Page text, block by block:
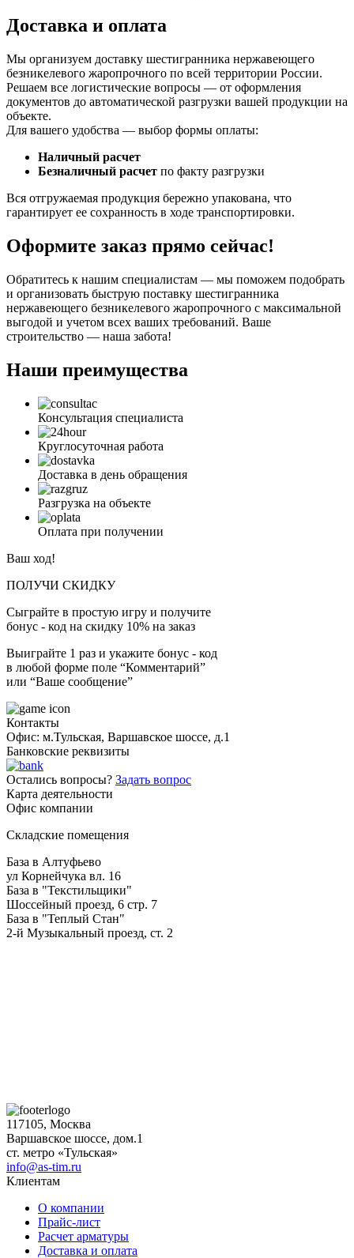
Доставка и оплата
Мы организуем доставку шестигранника нержавеющего
безникелевого жаропрочного по всей территории России.
Решаем все логистические вопросы — от оформления
документов до автоматической разгрузки вашей продукции на
объекте.
Для вашего удобства — выбор формы оплаты:
Наличный расчет
Безналичный расчет по факту разгрузки
Вся отгружаемая продукция бережно упакована, что
гарантирует ее сохранность в ходе транспортировки.
Оформите заказ прямо сейчас!
Обратитесь к нашим специалистам — мы поможем подобрать
и организовать быструю поставку шестигранника
нержавеющего безникелевого жаропрочного с максимальной
выгодой и учетом всех ваших требований. Ваше
строительство — наша забота!
Наши преимущества
Консультация специалиста
Круглосуточная работа
Доставка в день обращения
Разгрузка на объекте
Оплата при получении
Ваш ход!
ПОЛУЧИ СКИДКУ
Сыграйте в простую игру и получите
бонус - код на скидку 10% на заказ
Выиграйте 1 раз и укажите бонус - код
в любой форме поле “Комментарий”
или “Ваше сообщение”
Контакты
Офис: м.Тульская, Варшавское шоссе, д.1
Банковские реквизиты
Остались вопросы? Задать вопрос
Карта деятельности
Офис компании
Складские помещения
База в Алтуфьево
ул Корнейчука вл. 16
База в "Текстильщики"
Шоссейный проезд, 6 стр. 7
База в "Теплый Стан"
2-й Музыкальный проезд, ст. 2
117105, Москва
Варшавское шоссе, дом.1
ст. метро «Тульская»
info@as-tim.ru
Клиентам
О компании
Прайс-лист
Расчет арматуры
Доставка и оплата